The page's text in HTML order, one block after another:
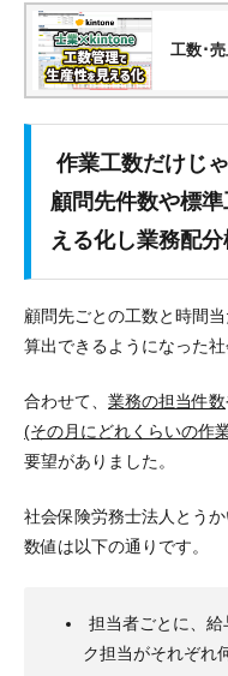
工数･
作業工数だけじ
顧問先件数や標
える化し業務配
顧問先ごとの工数と時間
算出できるようになった
合わせて、 業務の担当件数
(その月にどれくらいの作
要望がありました。
社会保険労務士法人とう
数値は以下の通りです。
担当者ごとに、
ク担当がそれぞれ